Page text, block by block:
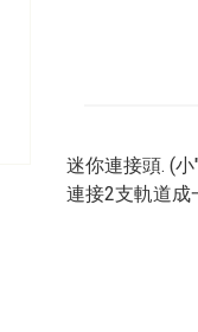
迷你連接頭. (
連接2支軌道成